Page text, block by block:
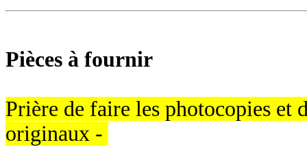
Pièces à fournir
Prière de faire les photocopies et
originaux -